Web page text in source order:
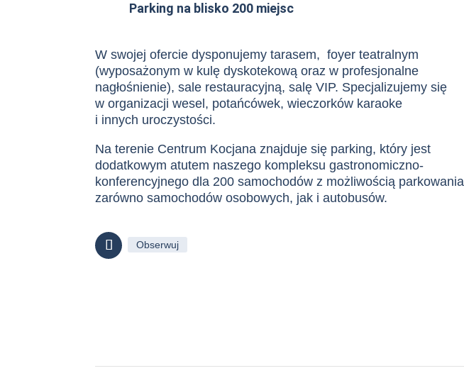
Parking na blisko 200 miejsc
W swojej ofercie dysponujemy tarasem, foyer teatralnym
(wyposażonym w kulę dyskotekową oraz w profesjonalne
nagłośnienie), sale restauracyjną, salę VIP. Specjalizujemy się
w organizacji wesel, potańcówek, wieczorków karaoke
i innych uroczystości.
Na terenie Centrum Kocjana znajduje się parking, który jest
dodatkowym atutem naszego kompleksu gastronomiczno-
konferencyjnego dla 200 samochodów z możliwością parkowania
zarówno samochodów osobowych, jak i autobusów.
Obserwuj